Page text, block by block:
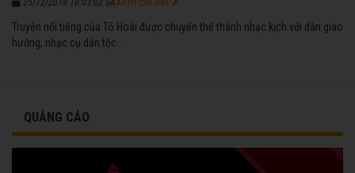
Truyện nổi tiếng của Tô Hoài được chuyển thể thành nhạc kịch với dàn giao
hưởng, nhạc cụ dân tộc...
QUẢNG CÁO